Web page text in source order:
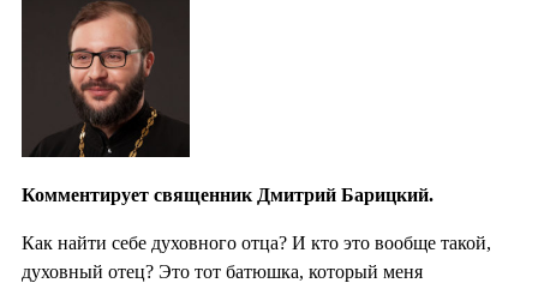
Комментирует священник Дмитрий Барицкий.
Как найти себе духовного отца? И кто это вообще такой,
духовный отец? Это тот батюшка, который меня